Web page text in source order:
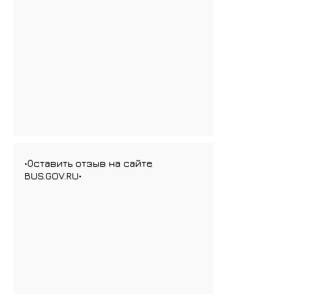
•Оставить отзыв на сайте
BUS.GOV.RU•